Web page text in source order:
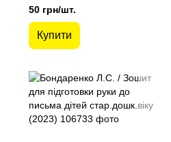
Дерипаско Г.М.- Школа
(106329)
50 грн/шт.
Купити